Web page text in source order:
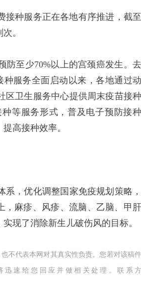
种服务正在各地有序推进，截至
。
至少70%以上的宫颈癌发生。去
服务全面启动以来，各地通过动
区卫生服务中心提供周末疫苗接种
等服务形式，普及电子预防接种
高接种效率。
，优化调整国家免疫规划策略，
，麻疹、风疹、流脑、乙脑、甲肝
现了消除新生儿破伤风的目标。
不代表本网对其真实性负责。您若对该稿件
速给您回应并做相关处理。联系方